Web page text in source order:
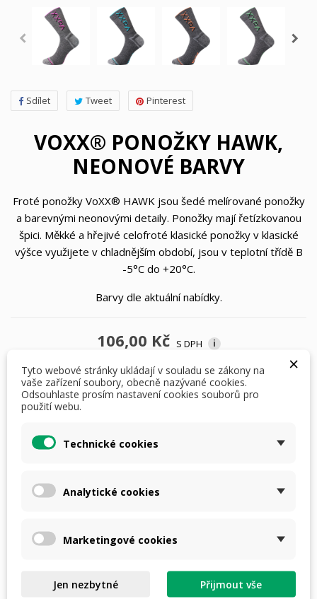
Sdílet Tweet Pinterest
VOXX® PONOŽKY HAWK,
NEONOVÉ BARVY
Froté ponožky VoXX® HAWK jsou šedé melírované ponožky
a barevnými neonovými detaily. Ponožky mají řetízkovanou
špici. Měkké a hřejivé celofroté klasické ponožky v klasické
výšce využijete v chladnějším období, jsou v teplotní třídě B
-5°C do +20°C.
Barvy dle aktuální nabídky.
106,00 Kč S DPH i
ponožky WoXX: 43-46
Počet
×
Tyto webové stránky ukládají v souladu se zákony na
vaše zařízení soubory, obecně nazývané cookies.
Odsouhlaste prosím nastavení cookies souborů pro
použití webu.
Technické cookies
Analytické cookies
Marketingové cookies
Jen nezbytné
Přijmout vše